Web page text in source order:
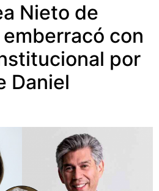
Nieto de
con
por
Daniel